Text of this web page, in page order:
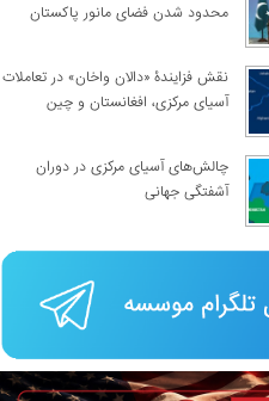
محدود شدن فضای مانور پاکستان
نقش فزایندۀ «دالان واخان» در تعاملات
آسیای مرکزی، افغانستان و چین
چالش‌های آسیای مرکزی در دوران
آشفتگی جهانی